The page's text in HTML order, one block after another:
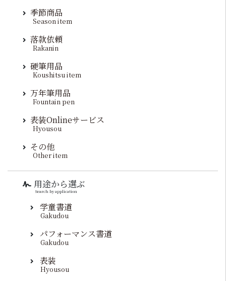
季節商品
Season item
落款依頼
Rakanin
硬筆用品
Koushitsu item
万年筆用品
Fountain pen
表装Onlineサービス
Hyousou
その他
Other item
用途から選ぶ
Search by application
学童書道
Gakudou
パフォーマンス書道
Gakudou
表装
Hyousou